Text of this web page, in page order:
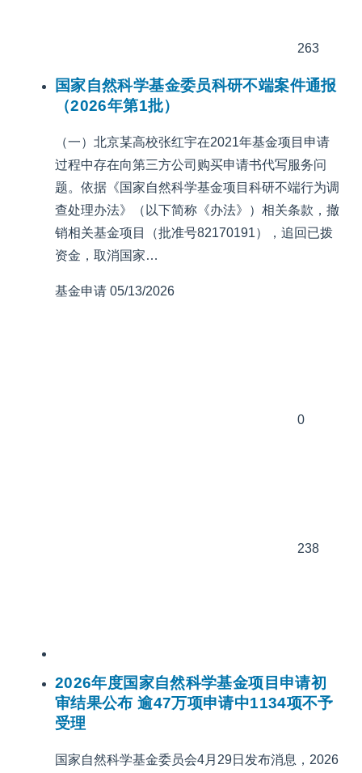
263
国家自然科学基金委员科研不端案件通报
（2026年第1批）
（一）北京某高校张红宇在2021年基金项目申请
过程中存在向第三方公司购买申请书代写服务问
题。依据《国家自然科学基金项目科研不端行为调
查处理办法》（以下简称《办法》）相关条款，撤
销相关基金项目（批准号82170191），追回已拨
资金，取消国家…
基金申请 05/13/2026
0
238
2026年度国家自然科学基金项目申请初
审结果公布 逾47万项申请中1134项不予
受理
国家自然科学基金委员会4月29日发布消息，2026